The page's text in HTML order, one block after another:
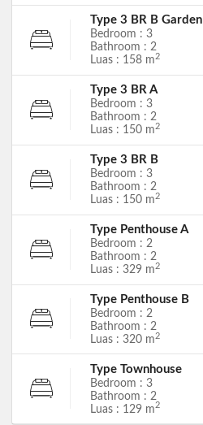
Type 3 BR B Garden
Bedroom : 3
Bathroom : 2
Luas : 158 m2
Type 3 BR A
Bedroom : 3
Bathroom : 2
Luas : 150 m2
Type 3 BR B
Bedroom : 3
Bathroom : 2
Luas : 150 m 2
Type Penthouse A
Bedroom : 2
Bathroom : 2
Luas : 329 m 2
Type Penthouse B
Bedroom : 2
Bathroom : 2
Luas : 320 m 2
Type Townhouse
Bedroom : 3
Bathroom : 2
Luas : 129 m2